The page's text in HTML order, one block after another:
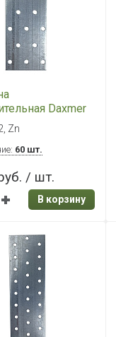
Daxmer
Zn, PS
Zn
60 шт.
/ шт.
В корзину